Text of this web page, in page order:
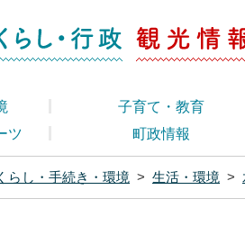
ホームページ くらし・行政
くらし・行政
子育て・教育
ツ
町政情報
らし・手続き・環境 > 生活・環境 >